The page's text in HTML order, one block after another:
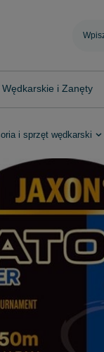
Wędkarskie i Zanęty
i sprzęt wędkarski